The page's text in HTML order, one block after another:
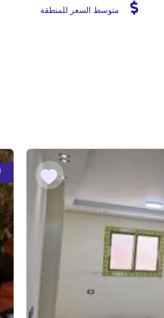
متوسط السعر للمنطقة